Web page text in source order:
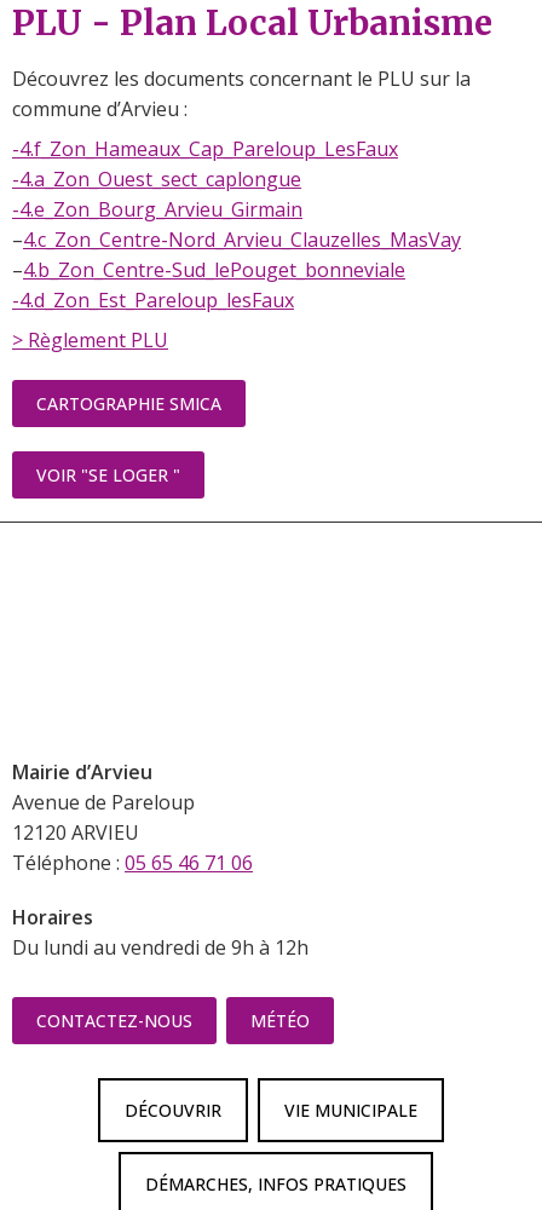
PLU - Plan Local Urbanisme
Découvrez les documents concernant le PLU sur la
commune d’Arvieu :
-4.f_Zon_Hameaux_Cap_Pareloup_LesFaux
-4.a_Zon_Ouest_sect_caplongue
-4.e_Zon_Bourg_Arvieu_Girmain
–4.c_Zon_Centre-Nord_Arvieu_Clauzelles_MasVay
–4.b_Zon_Centre-Sud_lePouget_bonneviale
-4.d_Zon_Est_Pareloup_lesFaux
> Règlement PLU
CARTOGRAPHIE SMICA
VOIR "SE LOGER "
Mairie d’Arvieu
Avenue de Pareloup
12120 ARVIEU
Téléphone : 05 65 46 71 06
Horaires
Du lundi au vendredi de 9h à 12h
CONTACTEZ-NOUS MÉTÉO
DÉCOUVRIR VIE MUNICIPALE
DÉMARCHES, INFOS PRATIQUES